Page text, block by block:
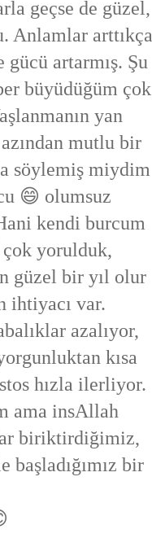
geçse de güzel,
Anlamlar arttıkça
artarmış. Şu
büyüdüğüm çok
yan
mutlu bir
söylemiş miydim
😄 olumsuz
kendi burcum
yorulduk,
güzel bir yıl olur
ihtiyacı var.
azalıyor,
kısa
hızla ilerliyor.
ama insAllah
biriktirdiğimiz,
bir